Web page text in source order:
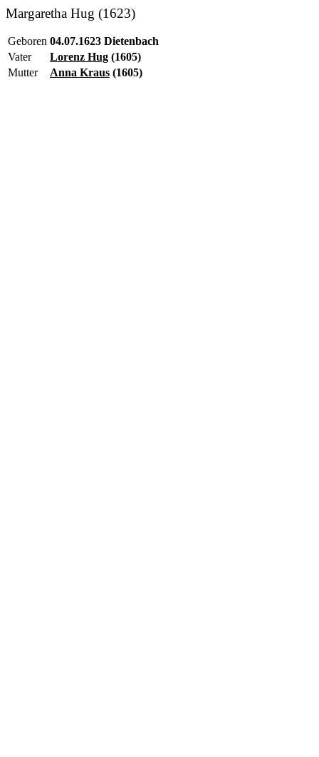
Margaretha Hug (1623)
Geboren 04.07.1623 Dietenbach
Vater
Lorenz Hug (1605)
Mutter
Anna Kraus (1605)